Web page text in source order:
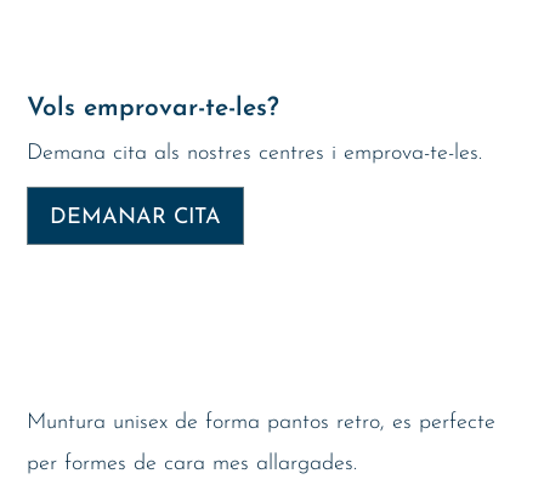
Vols emprovar-te-les?
Demana cita als nostres centres i emprova-te-les.
DEMANAR CITA
Muntura unisex de forma pantos retro, es perfecte
per formes de cara mes allargades.